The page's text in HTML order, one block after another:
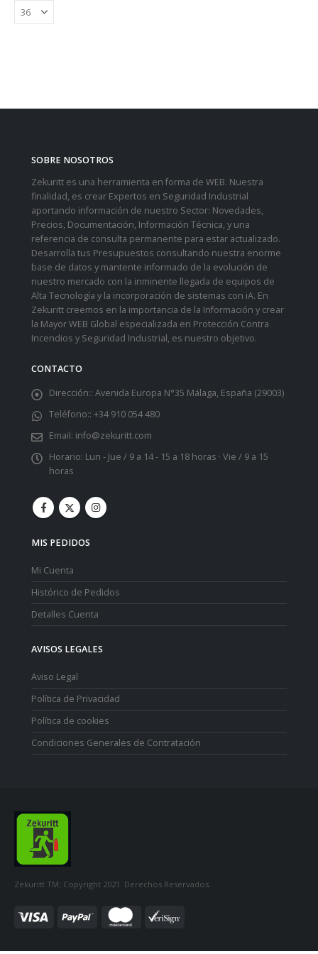
SOBRE NOSOTROS
Zekuritt es una herramienta en forma de WEB. Nuestra
finalidad, es crear Expertos en Seguridad Industrial
aportando información de nuestro Sector: Novedades,
Precios, Documentación, Información Técnica, y una
referencia de consulta permanente para estar actualizado.
Desarrolla tus Presupuestos consultando nuestra enorme
base de datos y mantente informado de la evolución de
nuestro mercado con la inminente llegada de equipos de
Alta Tecnología y la incorporación de sistemas con iA. En
Zekuritt creemos en la importancia de la Información y crear
la Mayor WEB Global especializada en Protección Contra
Incendios y Seguridad Industrial, es nuestro objetivo.
CONTACTO
Dirección:: Avenida Europa N°35 Málaga, España (29003)
Teléfono:: +34 910 054 480
Email: info@zekuritt.com
Horario: Lun - Jue / 9 a 14 - 15 a 18 horas · Vie / 9 a 15
horas
MIS PEDIDOS
Mi Cuenta
Histórico de Pedidos
Detalles Cuenta
AVISOS LEGALES
Aviso Legal
Política de Privacidad
Política de cookies
Condiciones Generales de Contratación
Zekuritt TM; Copyright 2021. Derechos Reservados.